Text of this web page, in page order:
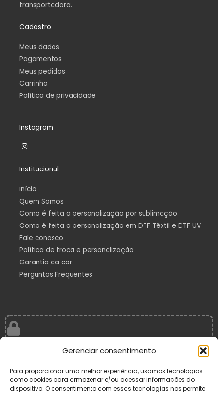
Gerenciar consentimento
Para proporcionar uma melhor experiência, usamos tecnologias
como cookies para armazenar e/ou acessar informações do
dispositivo. O consentimento com essas tecnologias nos permite
transportadora.
Cadastro
Meus dados
Pagamentos
Meus pedidos
Carrinho
Política de privacidade
Instagram
I
n
a
a
Institucional
Início
Quem Somos
Como é feita a personalização por sublimação
Como é feita a personalização em DTF Têxtil e DTF UV
Fale conosco
Política de troca e personalização
Garantia da cor
Perguntas Frequentes
Fique tranquilo, sua compra está protegida! Este site possui